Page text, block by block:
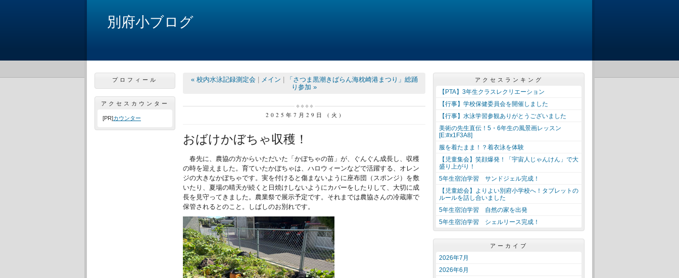
別府小ブログ
プロフィール
アクセスカウンター
[PR]カウンター
« 校内水泳記録測定会 メイン
「さつま黒潮きばらん海枕崎港まつり」総踊
り参加 »
2025年7月29日 (火)
おばけかぼちゃ収穫！
春先に、農協の方からいただいた「かぼちゃの苗」が、ぐんぐん成長し、収穫
の時を迎えました。育ていたかぼちゃは、ハロウィーンなどで活躍する、オレン
ジの大きなかぼちゃです。実を付けると傷まないように座布団（スポンジ）を敷
いたり、夏場の晴天が続くと日焼けしないようにカバーをしたりして、大切に成
長を見守ってきました。農業祭で展示予定です。それまでは農協さんの冷蔵庫で
保管されるとのこと。しばしのお別れです。
アクセスランキング
【PTA】3年生クラスレクリエーション
【行事】学校保健委員会を開催しました
【行事】水泳学習参観ありがとうございました
美術の先生直伝！5・6年生の風景画レッスン
[E:#x1F3A8]
服を着たまま！？着衣泳を体験
【児童集会】笑顔爆発！「宇宙人じゃんけん」で大
盛り上がり！
5年生宿泊学習 サンドジェル完成！
【児童総会】よりよい別府小学校へ！タブレットの
ルールを話し合いました
5年生宿泊学習 自然の家を出発
5年生宿泊学習 シェルリース完成！
アーカイブ
2026年7月
2026年6月